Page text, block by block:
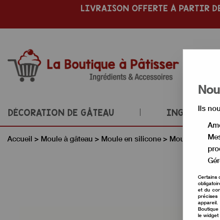
LIVRAISON OFFERTE À PARTIR
DÉCORATION DE GÂTEAU
Accueil > Moule à gâteau > Moule en silicone > Moule à
Ils
Certains
et du
le widget